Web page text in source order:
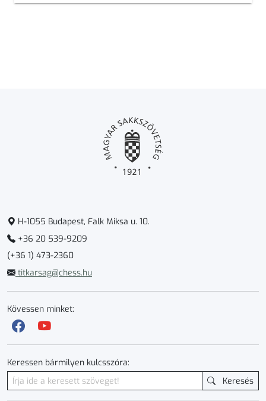
H-1055 Budapest, Falk Miksa u. 10.
+36 20 539-9209
(+36 1) 473-2360
titkarsag@chess.hu
Kövessen minket:
Keressen bármilyen kulcsszóra:
Keresés